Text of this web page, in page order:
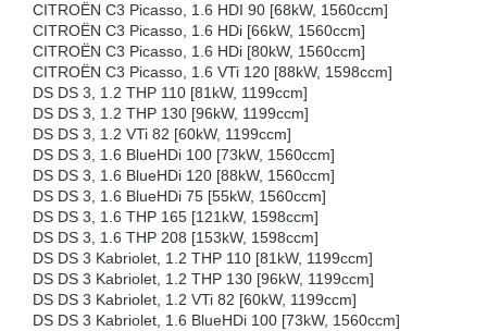
CITROËN C3 Picasso, 1.6 HDI 90 [68kW, 1560ccm]
CITROËN C3 Picasso, 1.6 HDi [66kW, 1560ccm]
CITROËN C3 Picasso, 1.6 HDi [80kW, 1560ccm]
CITROËN C3 Picasso, 1.6 VTi 120 [88kW, 1598ccm]
DS DS 3, 1.2 THP 110 [81kW, 1199ccm]
DS DS 3, 1.2 THP 130 [96kW, 1199ccm]
DS DS 3, 1.2 VTi 82 [60kW, 1199ccm]
DS DS 3, 1.6 BlueHDi 100 [73kW, 1560ccm]
DS DS 3, 1.6 BlueHDi 120 [88kW, 1560ccm]
DS DS 3, 1.6 BlueHDi 75 [55kW, 1560ccm]
DS DS 3, 1.6 THP 165 [121kW, 1598ccm]
DS DS 3, 1.6 THP 208 [153kW, 1598ccm]
DS DS 3 Kabriolet, 1.2 THP 110 [81kW, 1199ccm]
DS DS 3 Kabriolet, 1.2 THP 130 [96kW, 1199ccm]
DS DS 3 Kabriolet, 1.2 VTi 82 [60kW, 1199ccm]
DS DS 3 Kabriolet, 1.6 BlueHDi 100 [73kW, 1560ccm]